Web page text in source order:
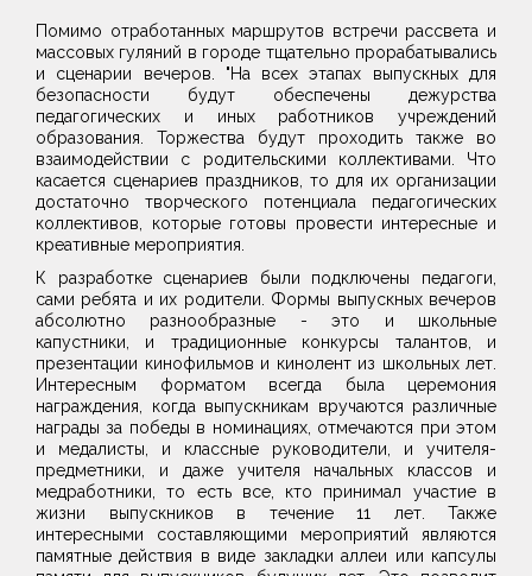
Помимо отработанных маршрутов встречи рассвета и
массовых гуляний в городе тщательно прорабатывались
и сценарии вечеров. "На всех этапах выпускных для
безопасности будут обеспечены дежурства
педагогических и иных работников учреждений
образования. Торжества будут проходить также во
взаимодействии с родительскими коллективами. Что
касается сценариев праздников, то для их организации
достаточно творческого потенциала педагогических
коллективов, которые готовы провести интересные и
креативные мероприятия.
К разработке сценариев были подключены педагоги,
сами ребята и их родители. Формы выпускных вечеров
абсолютно разнообразные - это и школьные
капустники, и традиционные конкурсы талантов, и
презентации кинофильмов и кинолент из школьных лет.
Интересным форматом всегда была церемония
награждения, когда выпускникам вручаются различные
награды за победы в номинациях, отмечаются при этом
и медалисты, и классные руководители, и учителя-
предметники, и даже учителя начальных классов и
медработники, то есть все, кто принимал участие в
жизни выпускников в течение 11 лет. Также
интересными составляющими мероприятий являются
памятные действия в виде закладки аллеи или капсулы